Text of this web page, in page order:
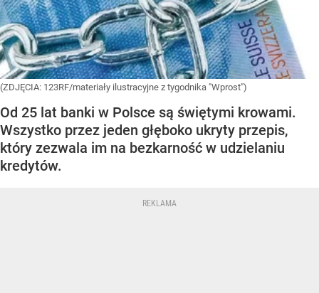
(ZDJĘCIA: 123RF/materiały ilustracyjne z tygodnika "Wprost")
Od 25 lat banki w Polsce są świętymi krowami.
Wszystko przez jeden głęboko ukryty przepis,
który zezwala im na bezkarność w udzielaniu
kredytów.